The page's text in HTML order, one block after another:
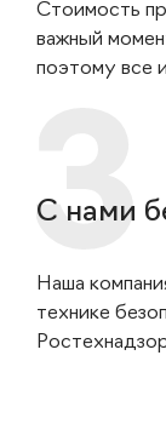
Стоимость
важный
поэтому все
С нами
Наша
технике